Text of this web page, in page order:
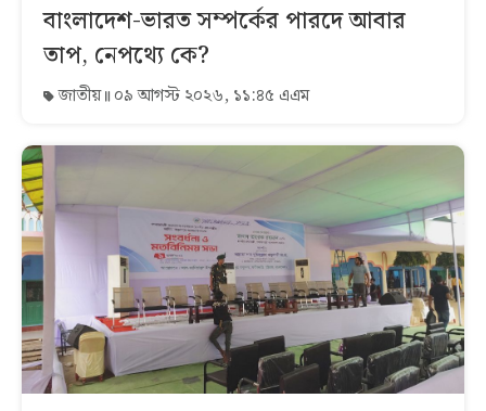
বাংলাদেশ-ভারত সম্পর্কের পারদে আবার
তাপ, নেপথ্যে কে?
জাতীয় ০৯ আগস্ট ২০২৬, ১১:৪৫ এএম